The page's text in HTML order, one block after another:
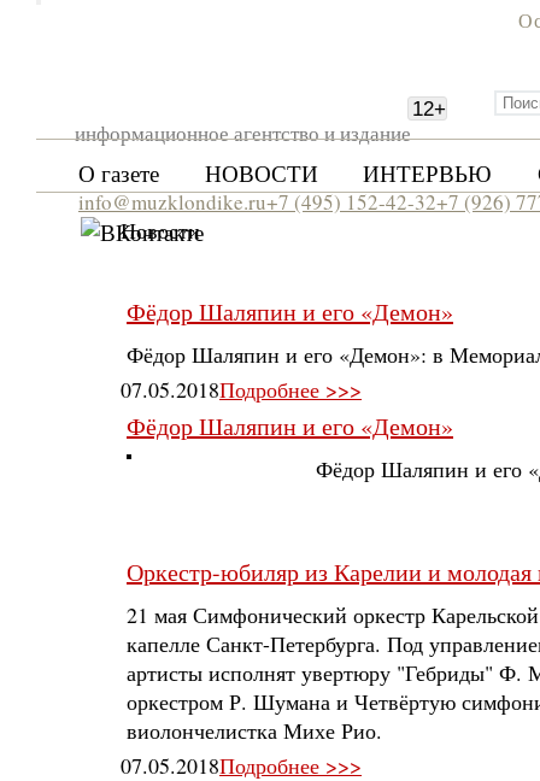
информационное агентство и издание
12+
О газете НОВОСТИ ИНТЕРВЬЮ
info@muzklondike.ru+7 (495) 152-42-32+7 (926)
Новости
Фёдор Шаляпин и его «Демон»
Фёдор Шаляпин и его «Демон»: в
07.05.2018Подробнее >>>
Фёдор Шаляпин и его «Демон»
Фёдор Шаляпин и его
Оркестр-юбиляр из Карелии и молодая
21 мая Симфонический оркестр
капелле Санкт-Петербурга. Под
артисты исполнят увертюру "Гебриды" Ф.
оркестром Р. Шумана и Четвёртую
виолончелистка Михе Рио.
07.05.2018Подробнее >>>